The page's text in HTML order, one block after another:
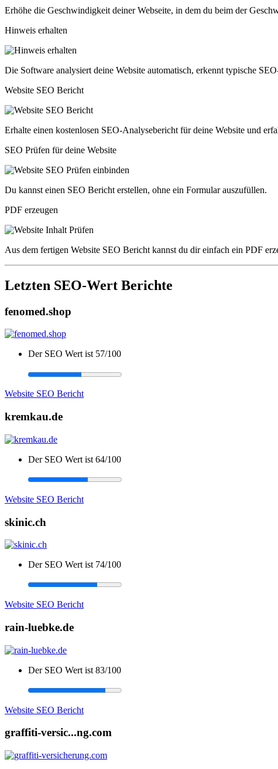
Erhöhe die Geschwindigkeit deiner Webseite, in dem du beim der
Hinweis erhalten
Die Software analysiert deine Website automatisch, erkennt typische
Website SEO Bericht
Erhalte einen kostenlosen SEO-Analysebericht für deine Website und
SEO Prüfen für deine Website
Du kannst einen SEO Bericht erstellen, ohne ein Formular auszufüllen.
PDF erzeugen
Aus dem fertigen Website SEO Bericht kannst du dir einfach ein PDF
Letzten SEO-Wert Berichte
fenomed.shop
Der SEO Wert ist 57/100
Website SEO Bericht
kremkau.de
Der SEO Wert ist 64/100
Website SEO Bericht
skinic.ch
Der SEO Wert ist 74/100
Website SEO Bericht
rain-luebke.de
Der SEO Wert ist 83/100
Website SEO Bericht
graffiti-versic...ng.com